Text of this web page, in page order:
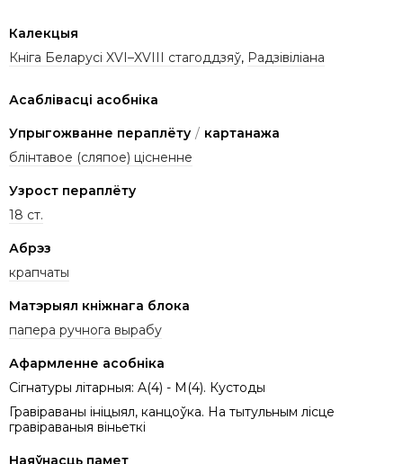
Калекцыя
Кніга Беларусі XVI–XVIII стагоддзяў, Радзівіліана
Асаблівасці асобніка
Упрыгожванне пераплёту / картанажа
блінтавое (сляпое) цісненне
Узрост пераплёту
18 ст.
Абрэз
крапчаты
Матэрыял кніжнага блока
папера ручнога вырабу
Афармленне асобніка
Сігнатуры літарныя: A(4) - M(4). Кустоды
Гравіраваны ініцыял, канцоўка. На тытульным лісце
гравіраваныя віньеткі
Наяўнасць памет